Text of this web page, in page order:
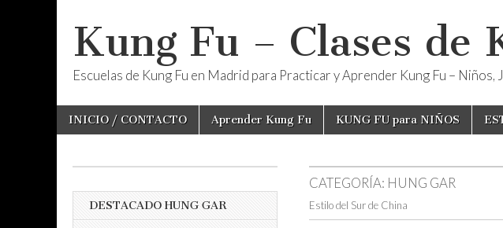
Kung Fu – Clases de
Escuelas de Kung Fu en Madrid para Practicar y Aprender Kung Fu –
Main
menu
Skip
INICIO / CONTACTO Aprender Kung Fu KUNG FU para NIÑOS
CATEGORÍA: HUNG GAR
Estilo del Sur de China
DESTACADO HUNG GAR